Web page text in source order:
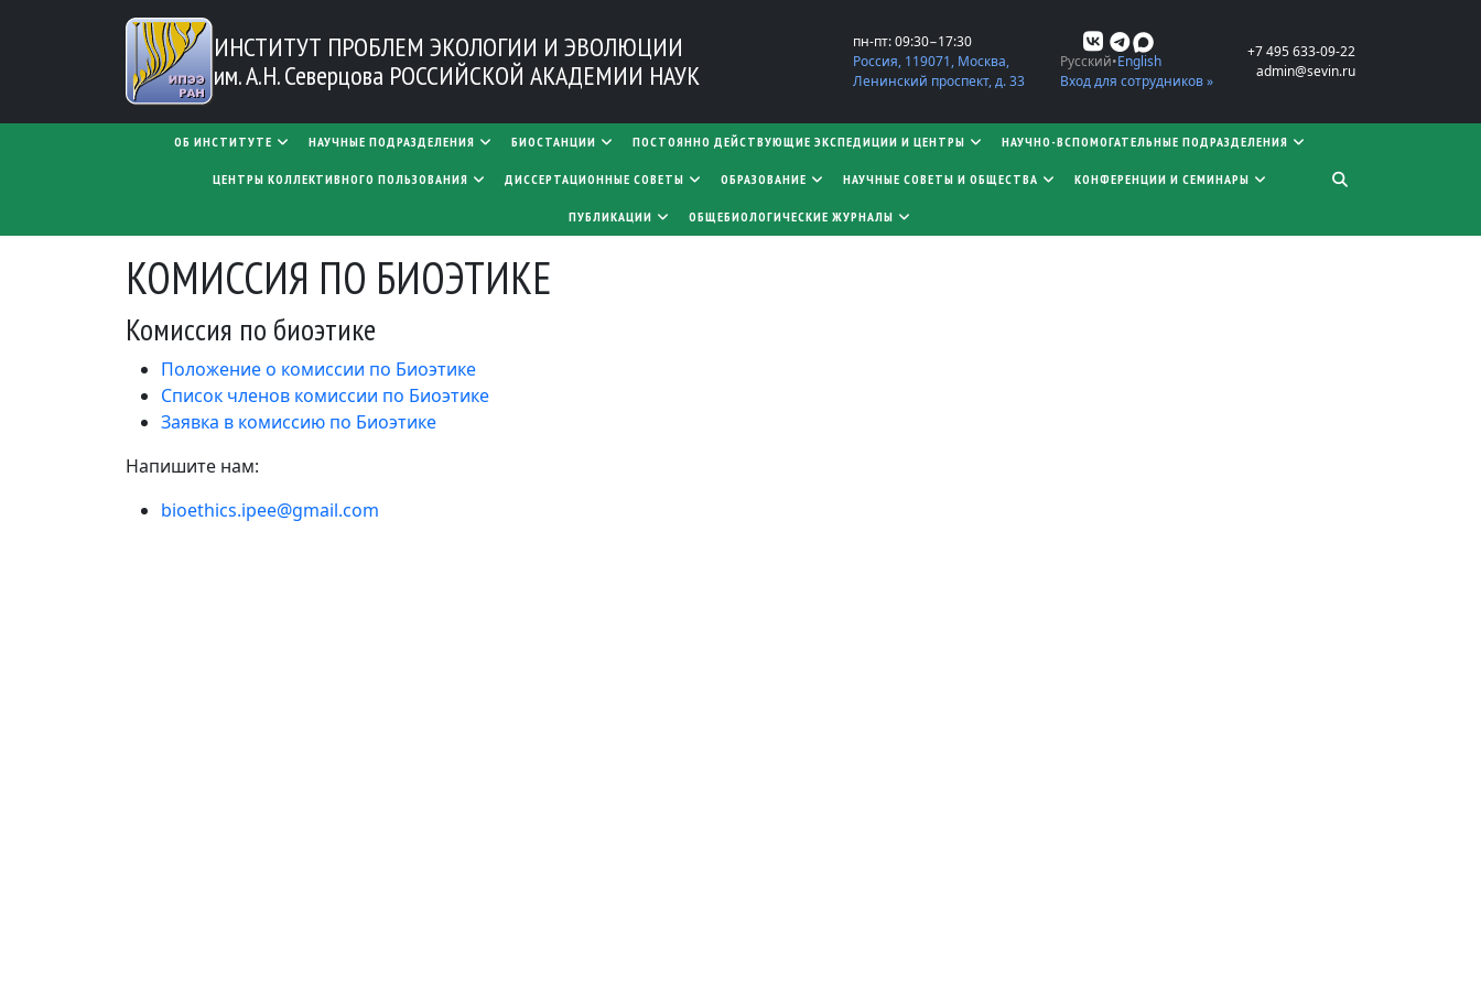
Перейти к основному содержанию
ИНСТИТУТ ПРОБЛЕМ ЭКОЛОГИИ И ЭВОЛЮЦИИ
им. А.Н. Северцова РОССИЙСКОЙ АКАДЕМИИ НАУК
пн-пт: 09:30−17:30
Россия, 119071, Москва,
Ленинский проспект, д. 33
Русский English
Вход для сотрудников »
+7 495 633-09-22
admin@sevin.ru
MAIN NAVIGATION
ОБ ИНСТИТУТЕ НАУЧНЫЕ ПОДРАЗДЕЛЕНИЯ БИОСТАНЦИИ ПОСТОЯННО ДЕЙСТВУЮЩИЕ ЭКСПЕДИЦИИ И ЦЕНТРЫ НАУЧНО-ВСПОМОГАТЕЛЬНЫЕ ПОДРАЗДЕЛЕНИЯ
ЦЕНТРЫ КОЛЛЕКТИВНОГО ПОЛЬЗОВАНИЯ ​​​​​​​ДИССЕРТАЦИОННЫЕ СОВЕТЫ ОБРАЗОВАНИЕ НАУЧНЫЕ СОВЕТЫ И ОБЩЕСТВА КОНФЕРЕНЦИИ И СЕМИНАРЫ
ПУБЛИКАЦИИ ОБЩЕБИОЛОГИЧЕСКИЕ ЖУРНАЛЫ
КОМИССИЯ ПО БИОЭТИКЕ
Комиссия по биоэтике
Положение о комиссии по Биоэтике
Список членов комиссии по Биоэтике
Заявка в комиссию по Биоэтике
Напишите нам:
bioethics.ipee@gmail.com